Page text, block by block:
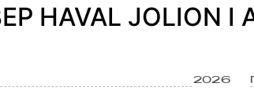
HAVAL JOLION
2026